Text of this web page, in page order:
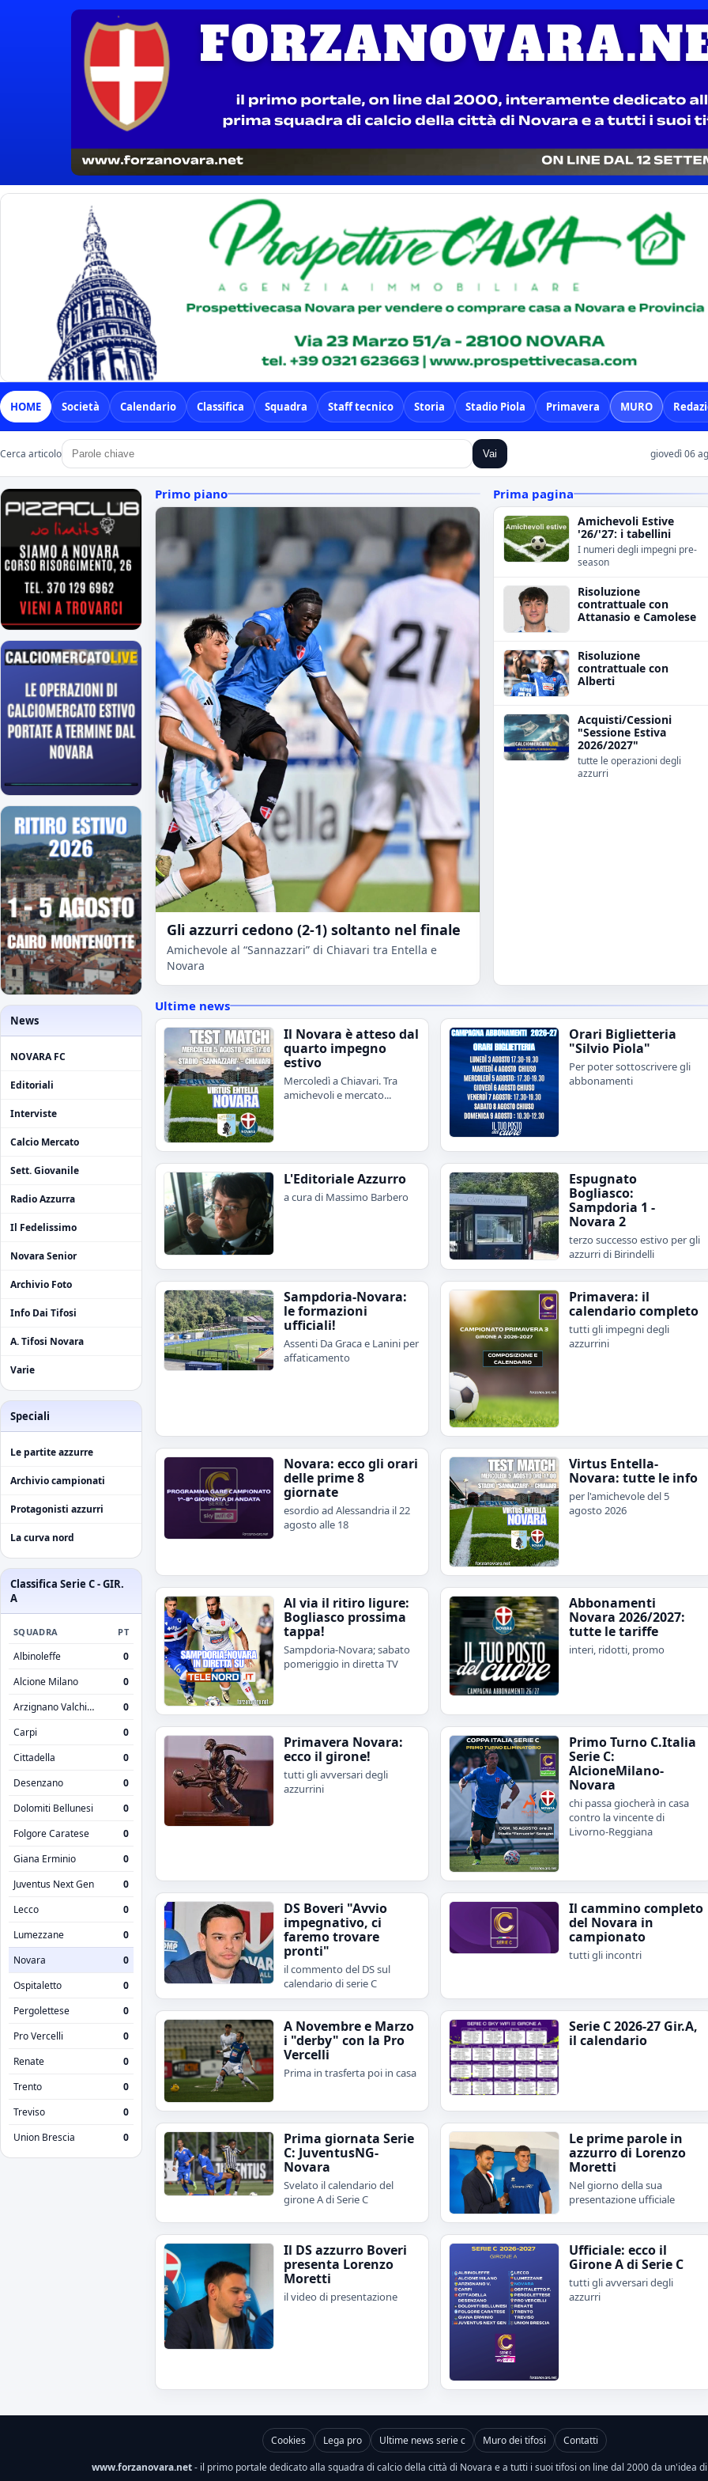
HOME Società Calendario Classifica Squadra Staff tecnico Storia Stadio Piola Primavera MURO
Cerca articolo Vai giovedì 06
News
NOVARA FC
Editoriali
Interviste
Calcio Mercato
Sett. Giovanile
Radio Azzurra
Il Fedelissimo
Novara Senior
Archivio Foto
Info Dai Tifosi
A. Tifosi Novara
Varie
Speciali
Le partite azzurre
Archivio campionati
Protagonisti azzurri
La curva nord
Classifica Serie C - GIR.
A
SQUADRA PT
Albinoleffe
0
Alcione Milano
0
Arzignano Valchiampo
0
Carpi
0
Cittadella
0
Desenzano
0
Dolomiti Bellunesi
0
Folgore Caratese
0
Giana Erminio
0
Juventus Next Gen
0
Lecco
0
Lumezzane
0
Novara
0
Ospitaletto
0
Pergolettese
0
Pro Vercelli
0
Renate
0
Trento
0
Treviso
0
Union Brescia
0
Primo piano
Gli azzurri cedono (2-1) soltanto nel finale
Amichevole al “Sannazzari” di Chiavari tra Entella e
Novara
Prima pagina
Amichevoli Estive
'26/'27: i tabellini
I numeri degli impegni pre-
season
Risoluzione
contrattuale con
Attanasio e Camolese
Risoluzione
contrattuale con
Alberti
Acquisti/Cessioni
"Sessione Estiva
2026/2027"
tutte le operazioni degli
azzurri
Ultime news
Il Novara è atteso dal
quarto impegno
estivo
Mercoledì a Chiavari. Tra
amichevoli e mercato...
Orari Biglietteria
"Silvio Piola"
Per poter sottoscrivere gli
abbonamenti
L'Editoriale Azzurro
a cura di Massimo Barbero
Espugnato
Bogliasco:
Sampdoria 1 -
Novara 2
terzo successo estivo per gli
azzurri di Birindelli
Sampdoria-Novara:
le formazioni
ufficiali!
Assenti Da Graca e Lanini per
affaticamento
Primavera: il
calendario completo
tutti gli impegni degli
azzurrini
Novara: ecco gli orari
delle prime 8
giornate
esordio ad Alessandria il 22
agosto alle 18
Virtus Entella-
Novara: tutte le info
per l'amichevole del 5
agosto 2026
Al via il ritiro ligure:
Bogliasco prossima
tappa!
Sampdoria-Novara; sabato
pomeriggio in diretta TV
Abbonamenti
Novara 2026/2027:
tutte le tariffe
interi, ridotti, promo
Primavera Novara:
ecco il girone!
tutti gli avversari degli
azzurrini
Primo Turno C.Italia
Serie C:
AlcioneMilano-
Novara
chi passa giocherà in casa
contro la vincente di
Livorno-Reggiana
DS Boveri "Avvio
impegnativo, ci
faremo trovare
pronti"
il commento del DS sul
calendario di serie C
Il cammino completo
del Novara in
campionato
tutti gli incontri
A Novembre e Marzo
i "derby" con la Pro
Vercelli
Prima in trasferta poi in casa
Serie C 2026-27 Gir.A,
il calendario
Prima giornata Serie
C: JuventusNG-
Novara
Svelato il calendario del
girone A di Serie C
Le prime parole in
azzurro di Lorenzo
Moretti
Nel giorno della sua
presentazione ufficiale
Il DS azzurro Boveri
presenta Lorenzo
Moretti
il video di presentazione
Ufficiale: ecco il
Girone A di Serie C
tutti gli avversari degli
azzurri
Cookies Lega pro Ultime news serie c Muro dei tifosi
Contatti
www.forzanovara.net- il primo portale dedicato alla squadra di calcio della città di Novara e a tutti i suoi tifosi on line dal 2000 da un'idea di